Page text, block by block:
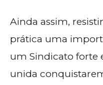
Ainda assim,
prática uma
um Sindicato forte
unida